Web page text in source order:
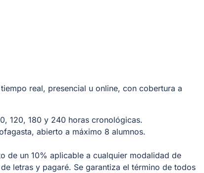
real, presencial u online, con cobertura a
120, 180 y 240 horas cronológicas.
abierto a máximo 8 alumnos.
de un 10% aplicable a cualquier modalidad de
letras y pagaré. Se garantiza el término de todos